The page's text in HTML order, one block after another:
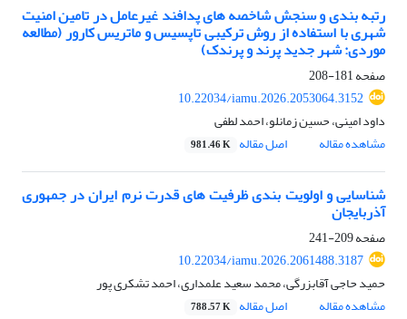
رتبه بندی و سنجش شاخصه های پدافند غیرعامل در تامین امنیت
شهری با استفاده از روش ترکیبی تاپسیس و ماتریس کارور (مطالعه
موردی: شهر جدید پرند و پرندک)
صفحه181-208
10.22034/iamu.2026.2053064.3152
داود امینی، حسین زمانلو، احمد لطفی
مشاهده مقاله
اصل مقاله 981.46 K
شناسایی و اولویت بندی ظرفیت های قدرت نرم ایران در جمهوری
آذربایجان
صفحه209-241
10.22034/iamu.2026.2061488.3187
حمید حاجی آقابزرگی، محمد سعید علمداری، احمد تشکری پور
مشاهده مقاله
اصل مقاله 788.57 K